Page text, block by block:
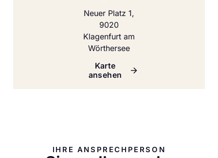
Neuer Platz 1,
9020
Klagenfurt am
Wörthersee
Karte
ansehen
IHRE ANSPRECHPERSON